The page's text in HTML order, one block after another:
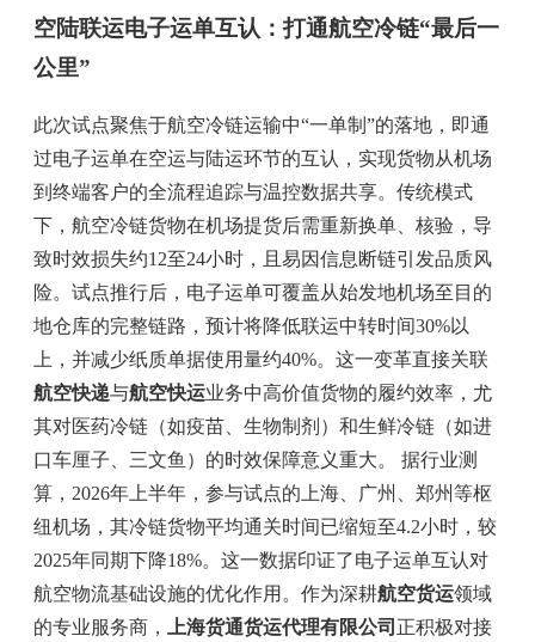
空陆联运电子运单互认：打通航空冷链“最后一
公里”
此次试点聚焦于航空冷链运输中“一单制”的落地，即通
过电子运单在空运与陆运环节的互认，实现货物从机场
到终端客户的全流程追踪与温控数据共享。传统模式
下，航空冷链货物在机场提货后需重新换单、核验，导
致时效损失约12至24小时，且易因信息断链引发品质风
险。试点推行后，电子运单可覆盖从始发地机场至目的
地仓库的完整链路，预计将降低联运中转时间30%以
上，并减少纸质单据使用量约40%。这一变革直接关联
航空快递与航空快运业务中高价值货物的履约效率，尤
其对医药冷链（如疫苗、生物制剂）和生鲜冷链（如进
口车厘子、三文鱼）的时效保障意义重大。 据行业测
算，2026年上半年，参与试点的上海、广州、郑州等枢
纽机场，其冷链货物平均通关时间已缩短至4.2小时，较
2025年同期下降18%。这一数据印证了电子运单互认对
航空物流基础设施的优化作用。作为深耕航空货运领域
的专业服务商，
上海货通货运代理有限公司 正积极对接